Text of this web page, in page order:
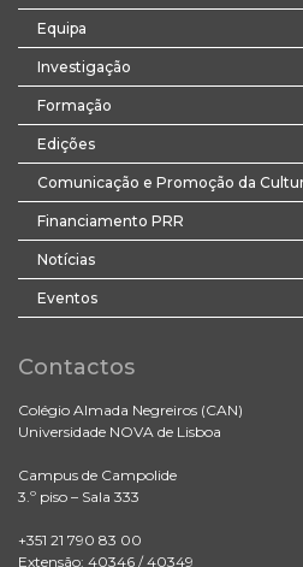
Equipa
Investigação
Formação
Edições
Comunicação e Promoção da
Financiamento PRR
Notícias
Eventos
Contactos
Colégio Almada Negreiros (CAN)
Universidade NOVA de Lisboa
Campus de Campolide
3.º piso – Sala 333
+351 21 790 83 00
Extensão: 40346 / 40349